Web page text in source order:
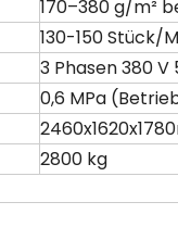
170–380 g/m²
130-150 Stück/
3 Phasen 380
0,6 MPa
2800 kg